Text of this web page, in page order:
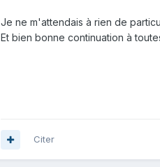
Je ne m'attendais à rien de
Et bien bonne continuation à
Citer